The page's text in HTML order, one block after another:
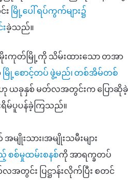
း မြို့ပေါ် ရပ်ကွက်များ၌
ခဲ့သည်။
မိုးကုတ်မြို့ကို သိမ်းထားသော တအာ
မြို့စောင့်တပ် ဖွဲ့မည်၊ တစ်အိမ်တစ်
ယခုနှစ် မတ်လအတွင်းက ပြောဆိုခဲ့
းရိမ်ပူပန်ခဲ့ကြသည်။
းသား၊အမျိုးသမီးများ
စစ်မှုထမ်းစနစ်ကို အာရက္ခတပ်
တွင်း ပြဋ္ဌာန်းလိုက်ပြီး စတင်